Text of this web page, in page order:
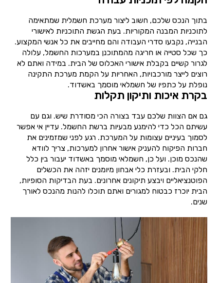
בתוך הנכס שלכם, חשוב ליצור מערכת חשמלית שמתאימה
לתוכניות המבנה המקוריות. בעת הגשת התוכניות לאישורי
הבנייה, נקבעו סדרי העבודה והם מחייבים את כל אנשי המקצוע.
כך שכל סטייה או חריגה מהמתוכנן במערכות החשמל, עלולה
לגרור קשיים בקבלת אישורי האכלוס של הבית. במידה ואתם לא
רוצים לייצר מורכבויות, האחריות על הקמת מערכת התקינה
נופלת על כתפיו של חשמלאי מוסמך באשדוד.
בקרת איכות ותיקון תקלות
גם אם הצוות שלכם עבד בצורה הכי מסודרת שיש. וגם עם
עשיתם הכל כדי להימנע מבעיות ברשת החשמל. עדיין אי אפשר
לסמוך בעיניים עצומות על המערכת. רגע לפני שמזמינים את
חברות הפיקוח להעניק אישור אחרון למערכות, צריך לוודא
שהנכס מוכן. ועל כן, חשמלאי מוסמך באשדוד יעבור בין כלל
חלקי הבית. ובעזרת כלי אבחון מיומנים יזהה את הכשלים
הפוטנציאליים ויבצע תיקונים אחרונים. בעת הבדיקות הסופיות,
הבית יוכרז כבטוח למגורים ואתם תוכלו להנות מהנכס לאורך
שנים.